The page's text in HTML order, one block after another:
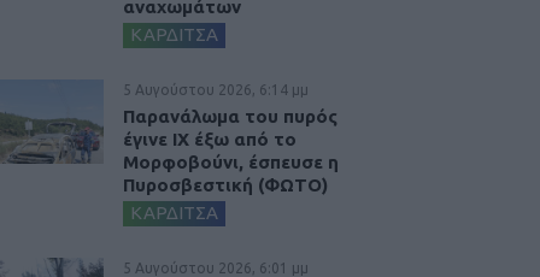
αναχωμάτων
ΚΑΡΔΙΤΣΑ
5 Αυγούστου 2026, 6:14 μμ
Παρανάλωμα του πυρός
έγινε ΙΧ έξω από το
Μορφοβούνι, έσπευσε η
Πυροσβεστική (ΦΩΤΟ)
ΚΑΡΔΙΤΣΑ
5 Αυγούστου 2026, 6:01 μμ